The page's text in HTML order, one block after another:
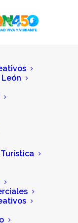
León
Actividades en